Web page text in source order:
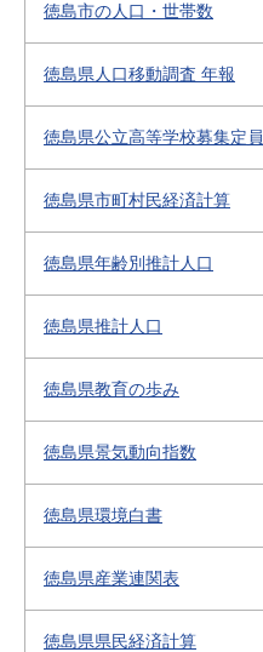
徳島市の人口・世帯数
徳島県人口移動調査 年報
徳島県公立高等学校募集定員
徳島県市町村民経済計算
徳島県年齢別推計人口
徳島県推計人口
徳島県教育の歩み
徳島県景気動向指数
徳島県環境白書
徳島県産業連関表
徳島県県民経済計算